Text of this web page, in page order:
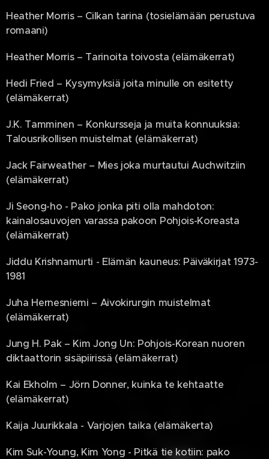
Heather Morris – Cilkan tarina (tosielämään perustuva
romaani)
Heather Morris – Tarinoita toivosta (elämäkerrat)
Hedi Fried – Kysymyksiä joita minulle on esitetty
(elämäkerrat)
J.K. Tamminen – Konkursseja ja muita konnuuksia:
Talousrikollisen muistelmat (elämäkerrat)
Jack Fairweather – Mies joka murtautui Auchwitziin
(elämäkerrat)
Ji Seong-ho - Pako jonka piti olla mahdoton:
kainalosauvojen varassa pakoon Pohjois-Koreasta
(elämäkerrat)
Jiddu Krishnamurti - Elämän kauneus: Päiväkirjat 1973-
1981
Juha Hernesniemi – Aivokirurgin muistelmat
(elämäkerrat)
Jung H. Pak – Kim Jong Un: Pohjois-Korean nuoren
diktaattorin sisäpiirissä (elämäkerrat)
Kai Ekholm – Jörn Donner, kuinka te kehtaatte
(elämäkerrat)
Kaija Juurikkala - Varjojen taika (elämäkerta)
Kim Suk-Young, Kim Yong - Pitkä tie kotiin: pako